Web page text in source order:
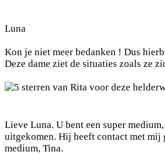
Luna
Kon je niet meer bedanken ! Dus
Deze dame ziet de situaties zoals ze
Lieve Luna. U bent een super
uitgekomen. Hij heeft contact met mij
medium, Tina.